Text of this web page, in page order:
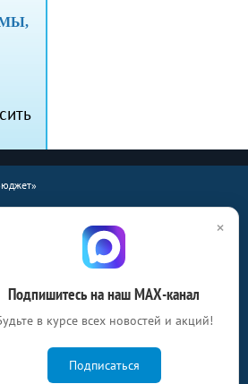
о финансовой жизни страны.
Бюджет.ru разрешено только с
согласия правообладателей.
«Журнал Бюджет» информационного
×
Подпишитесь на наш МАХ-канал
в курсе всех новостей и акций!
Подписаться